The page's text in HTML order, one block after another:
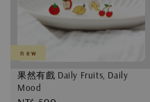
n e w
果然有戲 Daily Fruits, Daily
Mood